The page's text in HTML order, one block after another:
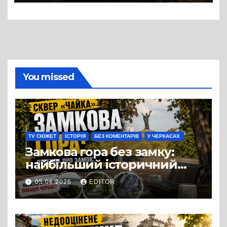
вулиці Надпільної
You missed
TV СЮЖЕТ ІСТОРІЯ БЕЗ КОМЕНТАРІВ У ЧЕРКАСАХ
Замкова гора без замку:
найбільший історичний
міф Черкас
05.08.2026 EDITOR